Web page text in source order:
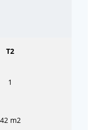
T2
1
42 m2